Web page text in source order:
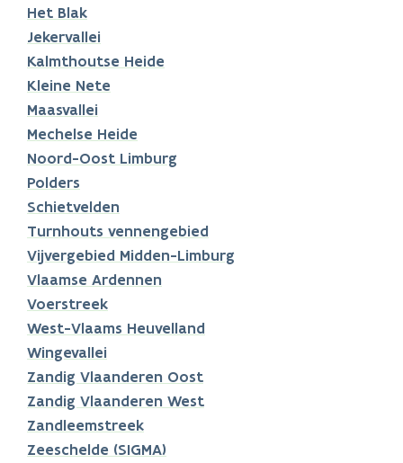
Het Blak
Jekervallei
Kalmthoutse Heide
Kleine Nete
Maasvallei
Mechelse Heide
Noord-Oost Limburg
Polders
Schietvelden
Turnhouts vennengebied
Vijvergebied Midden-Limburg
Vlaamse Ardennen
Voerstreek
West-Vlaams Heuvelland
Wingevallei
Zandig Vlaanderen Oost
Zandig Vlaanderen West
Zandleemstreek
Zeeschelde (SIGMA)